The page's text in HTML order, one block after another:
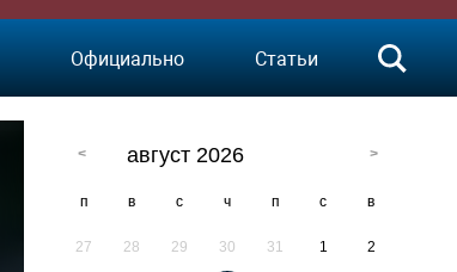
Официально Статьи
август 2026
п в с ч п с в
27 28 29 30 31 1 2